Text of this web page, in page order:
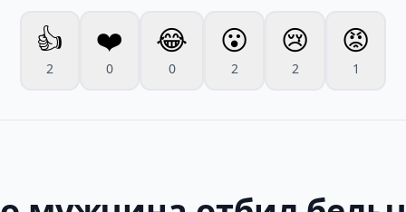
👍
2
❤️
0
😂
0
😮
2
😢
2
😡
1